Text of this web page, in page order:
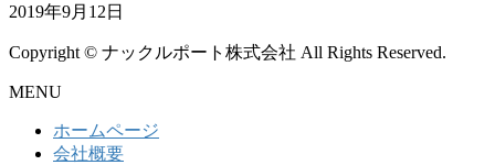
2019年9月12日
Copyright © ナックルポート株式会社 All Rights Reserved.
MENU
ホームページ
会社概要